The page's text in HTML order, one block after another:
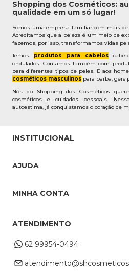
Shopping dos Cosméticos:
qualidade em um só lugar!
Somos uma empresa familiar com mais
Acreditamos que a beleza é um meio de
fazemos, por isso, transformamos vidas
Temos produtos para cabelos
ondulados. Contamos também com
para diferentes tipos de peles. E aos
cosméticos masculinos para barba, géis
Nós do Shopping dos Cosméticos
cosméticos e cuidados pessoais.
autoestima, já conquistamos o coração de
INSTITUCIONAL
Pedidos Whatsapp
Cupons
AJUDA
Troca e Devoluções
Dúvidas Frequentes
MINHA CONTA
Alterar Cadastro
ATENDIMENTO
62 99954-0494